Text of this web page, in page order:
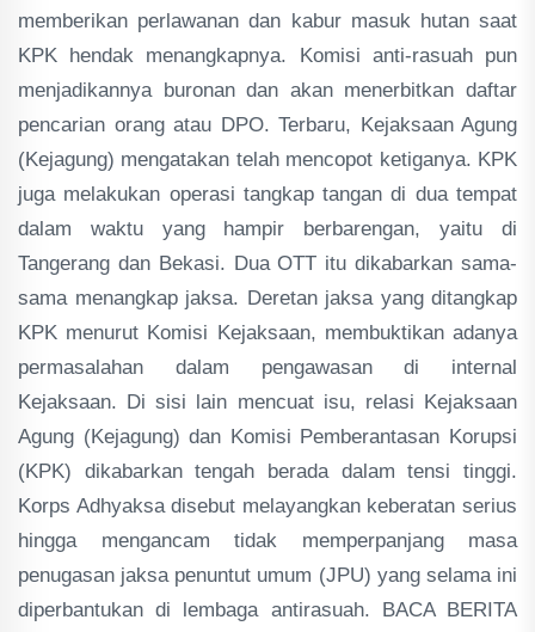
memberikan perlawanan dan kabur masuk hutan saat
KPK hendak menangkapnya. Komisi anti-rasuah pun
menjadikannya buronan dan akan menerbitkan daftar
pencarian orang atau DPO. Terbaru, Kejaksaan Agung
(Kejagung) mengatakan telah mencopot ketiganya. KPK
juga melakukan operasi tangkap tangan di dua tempat
dalam waktu yang hampir berbarengan, yaitu di
Tangerang dan Bekasi. Dua OTT itu dikabarkan sama-
sama menangkap jaksa. Deretan jaksa yang ditangkap
KPK menurut Komisi Kejaksaan, membuktikan adanya
permasalahan dalam pengawasan di internal
Kejaksaan. Di sisi lain mencuat isu, relasi Kejaksaan
Agung (Kejagung) dan Komisi Pemberantasan Korupsi
(KPK) dikabarkan tengah berada dalam tensi tinggi.
Korps Adhyaksa disebut melayangkan keberatan serius
hingga mengancam tidak memperpanjang masa
penugasan jaksa penuntut umum (JPU) yang selama ini
diperbantukan di lembaga antirasuah. BACA BERITA